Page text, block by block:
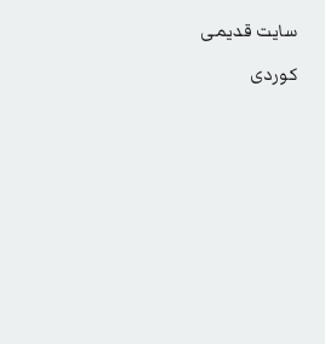
سایت قدیمی
کوردی